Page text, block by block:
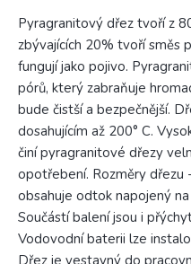
Pyragranitový dřez tvoří z
zbývajících 20% tvoří směs
fungují jako pojivo.
pórů, který zabraňuje
bude čistší a bezpečnější.
dosahujícím až 200° C.
činí pyragranitové dřezy
opotřebení. Rozměry dřezu
obsahuje odtok napojený
Součástí balení jsou i
Vodovodní baterii lze
Dřez je vestavný do